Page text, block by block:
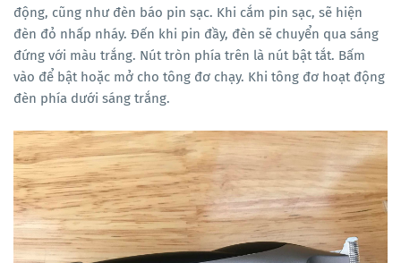
động, cũng như đèn báo pin sạc. Khi cắm pin sạc, sẽ hiện
đèn đỏ nhấp nháy. Đến khi pin đầy, đèn sẽ chuyển qua sáng
đứng với màu trắng. Nút tròn phía trên là nút bật tắt. Bấm
vào để bật hoặc mở cho tông đơ chạy. Khi tông đơ hoạt động
đèn phía dưới sáng trắng.